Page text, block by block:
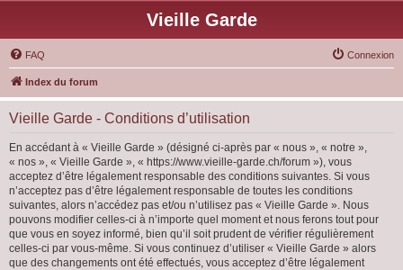
Vieille Garde
FAQ Connexion
Index du forum
Vieille Garde - Conditions d’utilisation
En accédant à « Vieille Garde » (désigné ci-après par « nous », « notre »,
« nos », « Vieille Garde », « https://www.vieille-garde.ch/forum »), vous
acceptez d’être légalement responsable des conditions suivantes. Si vous
n’acceptez pas d’être légalement responsable de toutes les conditions
suivantes, alors n’accédez pas et/ou n’utilisez pas « Vieille Garde ». Nous
pouvons modifier celles-ci à n’importe quel moment et nous ferons tout pour
que vous en soyez informé, bien qu’il soit prudent de vérifier régulièrement
celles-ci par vous-même. Si vous continuez d’utiliser « Vieille Garde » alors
que des changements ont été effectués, vous acceptez d’être légalement